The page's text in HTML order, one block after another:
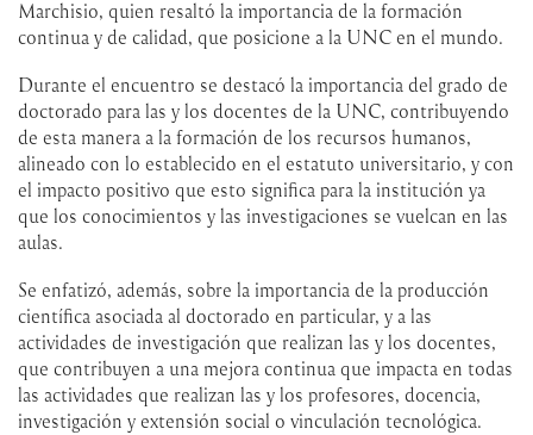
Marchisio, quien resaltó la importancia de la formación
continua y de calidad, que posicione a la UNC en el mundo.
Durante el encuentro se destacó la importancia del grado de
doctorado para las y los docentes de la UNC, contribuyendo
de esta manera a la formación de los recursos humanos,
alineado con lo establecido en el estatuto universitario, y con
el impacto positivo que esto significa para la institución ya
que los conocimientos y las investigaciones se vuelcan en las
aulas.
Se enfatizó, además, sobre la importancia de la producción
científica asociada al doctorado en particular, y a las
actividades de investigación que realizan las y los docentes,
que contribuyen a una mejora continua que impacta en todas
las actividades que realizan las y los profesores, docencia,
investigación y extensión social o vinculación tecnológica.